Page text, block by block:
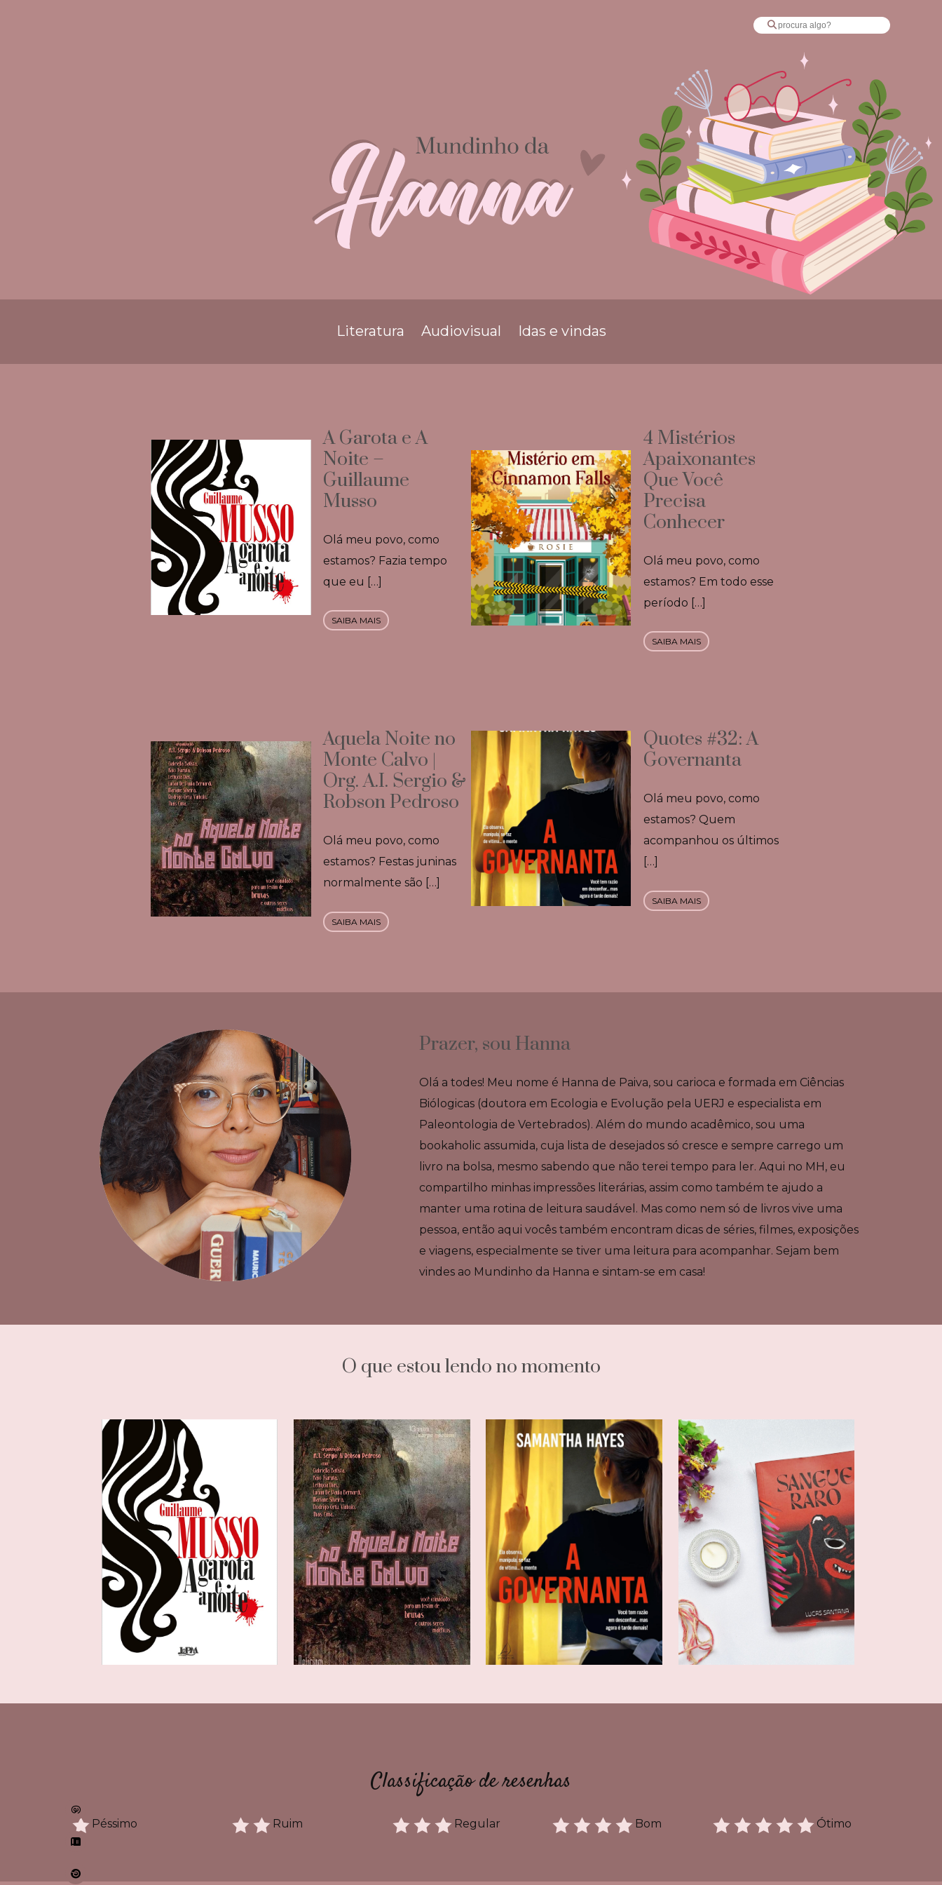
Literatura Audiovisual Idas e vindas
A Garota e A
Noite –
Guillaume
Musso
Olá meu povo, como
estamos? Fazia tempo
que eu […]
SAIBA MAIS
4 Mistérios
Apaixonantes
Que Você
Precisa
Conhecer
Olá meu povo, como
estamos? Em todo esse
período […]
SAIBA MAIS
Aquela Noite no
Monte Calvo |
Org. A.I. Sergio &
Robson Pedroso
Olá meu povo, como
estamos? Festas juninas
normalmente são […]
SAIBA MAIS
Quotes #32: A
Governanta
Olá meu povo, como
estamos? Quem
acompanhou os últimos
[…]
SAIBA MAIS
Prazer, sou Hanna
Olá a todes! Meu nome é Hanna de Paiva, sou carioca e formada em Ciências
Biólogicas (doutora em Ecologia e Evolução pela UERJ e especialista em
Paleontologia de Vertebrados). Além do mundo acadêmico, sou uma
bookaholic assumida, cuja lista de desejados só cresce e sempre carrego um
livro na bolsa, mesmo sabendo que não terei tempo para ler. Aqui no MH, eu
compartilho minhas impressões literárias, assim como também te ajudo a
manter uma rotina de leitura saudável. Mas como nem só de livros vive uma
pessoa, então aqui vocês também encontram dicas de séries, filmes, exposições
e viagens, especialmente se tiver uma leitura para acompanhar. Sejam bem
vindes ao Mundinho da Hanna e sintam-se em casa!
O que estou lendo no momento
Classificação de resenhas
Péssimo Ruim Regular Bom Ótimo